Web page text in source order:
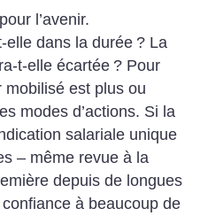
l’avenir.
elle dans la durée ? La
t-elle écartée ? Pour
mobilisé est plus ou
modes d’actions. Si la
salariale unique
– même revue à la
depuis de longues
à beaucoup de